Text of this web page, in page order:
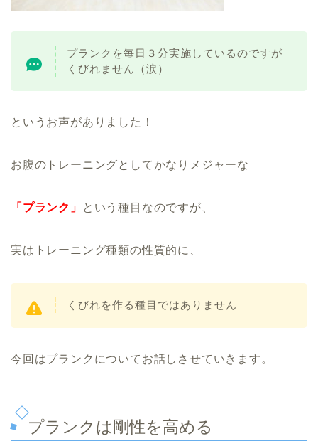
プランクを毎日３分実施しているのですが
くびれません（涙）
というお声がありました！
お腹のトレーニングとしてかなりメジャーな
「プランク」 という種目なのですが、
実はトレーニング種類の性質的に、
くびれを作る種目ではありません
今回はプランクについてお話しさせていきます。
プランクは剛性を高める